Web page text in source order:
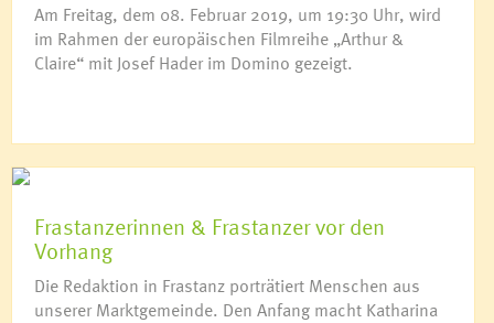
Am Freitag, dem 08. Februar 2019, um 19:30 Uhr, wird
im Rahmen der europäischen Filmreihe „Arthur &
Claire“ mit Josef Hader im Domino gezeigt.
Frastanzerinnen & Frastanzer vor den
Vorhang
Die Redaktion in Frastanz porträtiert Menschen aus
unserer Marktgemeinde. Den Anfang macht Katharina